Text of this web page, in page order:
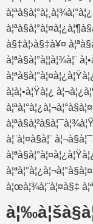
à§‡à¦›à§‡à¥¤
à¦ªà§à¦°à¦¦à¦¾à¦¨
à¦à¦•à¦Ÿà¦¿
à¦¨à¦¤à§à¦¨
à¦œà¦¾à¦¨à¦¤à§‡